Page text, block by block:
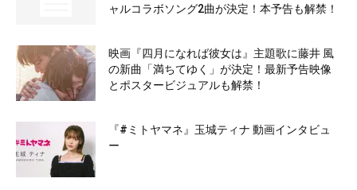
ャルコラボソング2曲が決定！本予告も解禁！
映画『四月になれば彼女は』主題歌に藤井 風
の新曲「満ちてゆく」が決定！最新予告映像
とポスタービジュアルも解禁！
『#ミトヤマネ』玉城ティナ 動画インタビュ
ー